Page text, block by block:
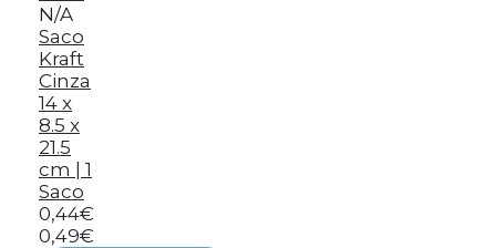
N/A
Saco
Kraft
Cinza
14 x
8.5 x
21.5
cm | 1
Saco
0,44€
0,49€